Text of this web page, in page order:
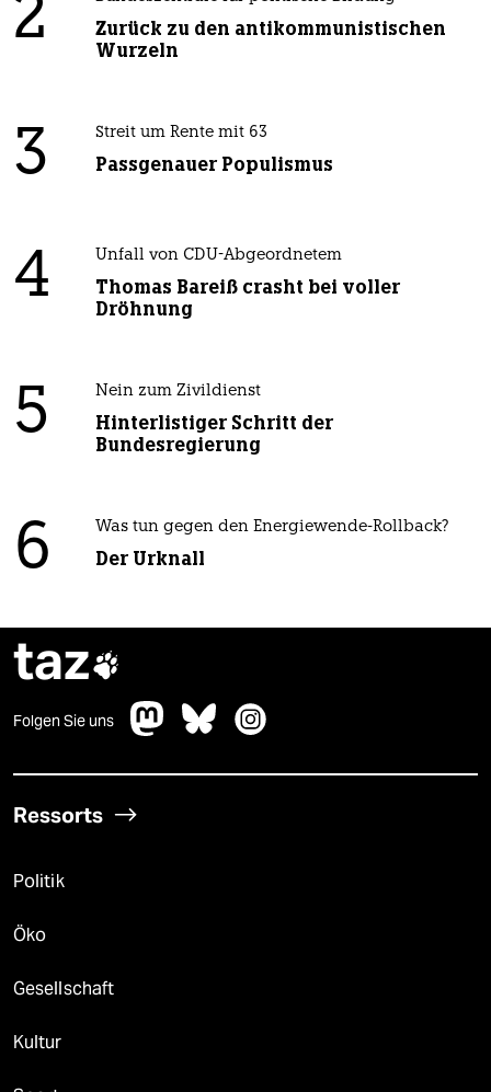
2
Zurück zu den antikommunistischen
Wurzeln
3 Streit um Rente mit 63
Passgenauer Populismus
4 Unfall von CDU-Abgeordnetem
Thomas Bareiß crasht bei voller
Dröhnung
5 Nein zum Zivildienst
Hinterlistiger Schritt der
Bundesregierung
6 Was tun gegen den Energiewende-Rollback?
Der Urknall
taz
Folgen Sie uns
Ressorts
Politik
Öko
Gesellschaft
Kultur